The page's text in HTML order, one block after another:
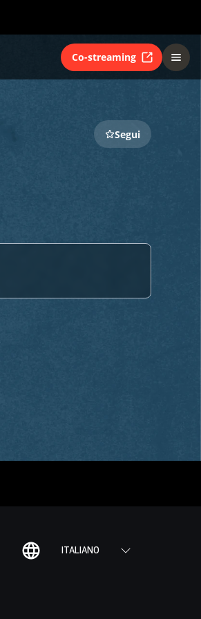
Co-streaming
Segui
ITALIANO